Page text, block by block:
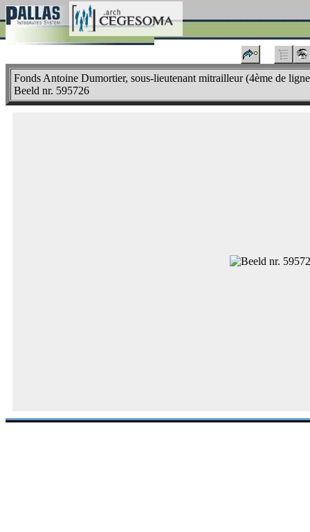
Fonds Antoine Dumortier, sous-lieutenant mitrailleur (4ème de
Beeld nr. 595726